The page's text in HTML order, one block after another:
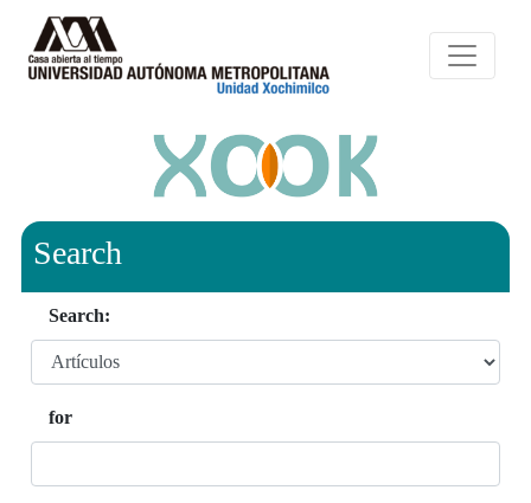
Search
Search:
for